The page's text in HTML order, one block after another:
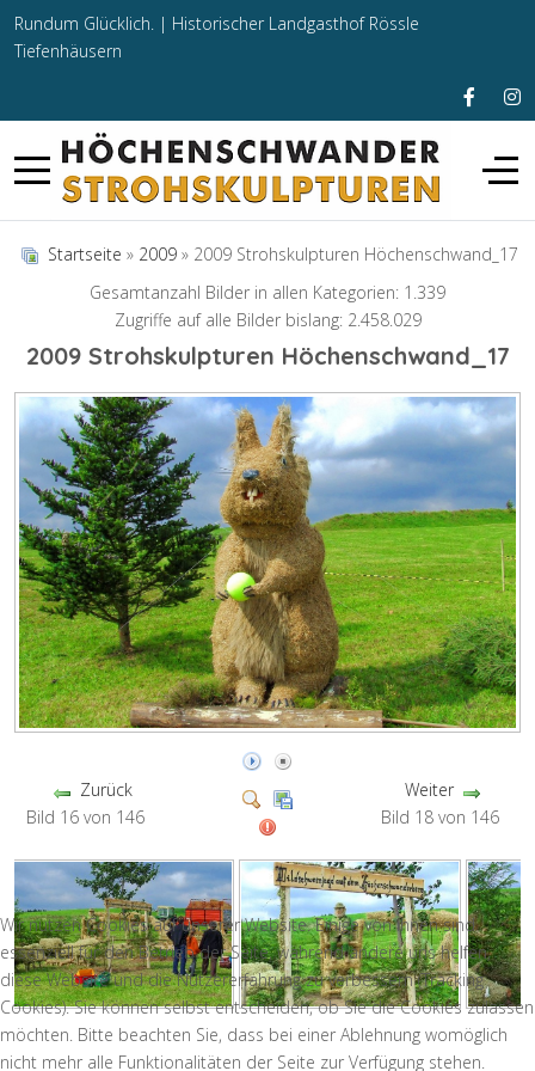
Rundum Glücklich. | Historischer Landgasthof Rössle
Tiefenhäusern
Startseite » 2009 » 2009 Strohskulpturen Höchenschwand_17
Gesamtanzahl Bilder in allen Kategorien: 1.339
Zugriffe auf alle Bilder bislang: 2.458.029
2009 Strohskulpturen Höchenschwand_17
Zurück
Bild 16 von 146
Weiter
Bild 18 von 146
Wir nutzen Cookies auf unserer Website. Einige von ihnen sind
essenziell für den Betrieb der Seite, während andere uns helfen,
diese Website und die Nutzererfahrung zu verbessern (Tracking
Cookies). Sie können selbst entscheiden, ob Sie die Cookies zulassen
möchten. Bitte beachten Sie, dass bei einer Ablehnung womöglich
nicht mehr alle Funktionalitäten der Seite zur Verfügung stehen.